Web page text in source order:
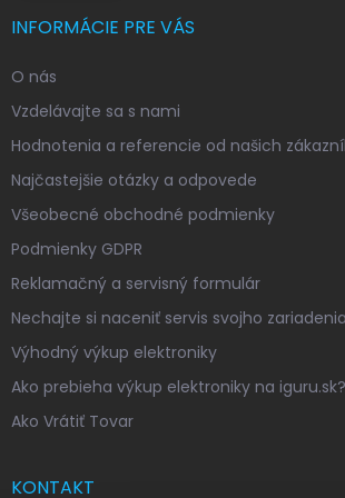
INFORMÁCIE PRE VÁS
O nás
Vzdelávajte sa s nami
Hodnotenia a referencie od našich
Najčastejšie otázky a odpovede
Všeobecné obchodné podmienky
Podmienky GDPR
Reklamačný a servisný formulár
Nechajte si naceniť servis svojho zariadenia
Výhodný výkup elektroniky
Ako prebieha výkup elektroniky na iguru.sk?
Ako Vrátiť Tovar
KONTAKT